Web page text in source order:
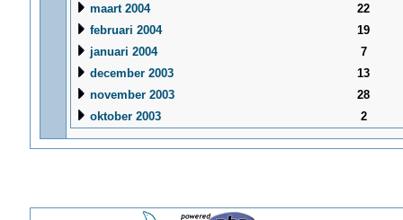
maart 2004
22
februari 2004
19
januari 2004
7
december 2003
13
november 2003
28
oktober 2003
2